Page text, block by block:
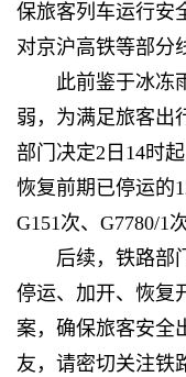
保旅客列车运行安
对京沪高铁等部分
此前鉴于冰冻
弱，为满足旅客出
部门决定2日14时
恢复前期已停运的
G151次、G7780/1
后续，铁路部
停运、加开、恢复
案，确保旅客安全
友，请密切关注铁